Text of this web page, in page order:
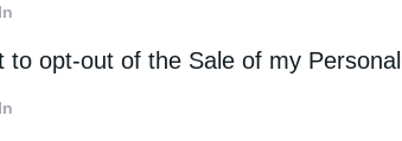
to opt-out of the Sale of my Personal